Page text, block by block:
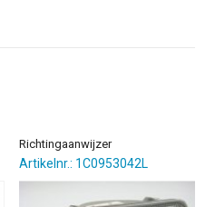
Richtingaanwijzer
Artikelnr.: 1C0953042L